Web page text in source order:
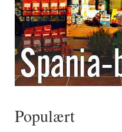
Populært